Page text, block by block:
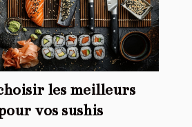
les meilleurs
vos sushis